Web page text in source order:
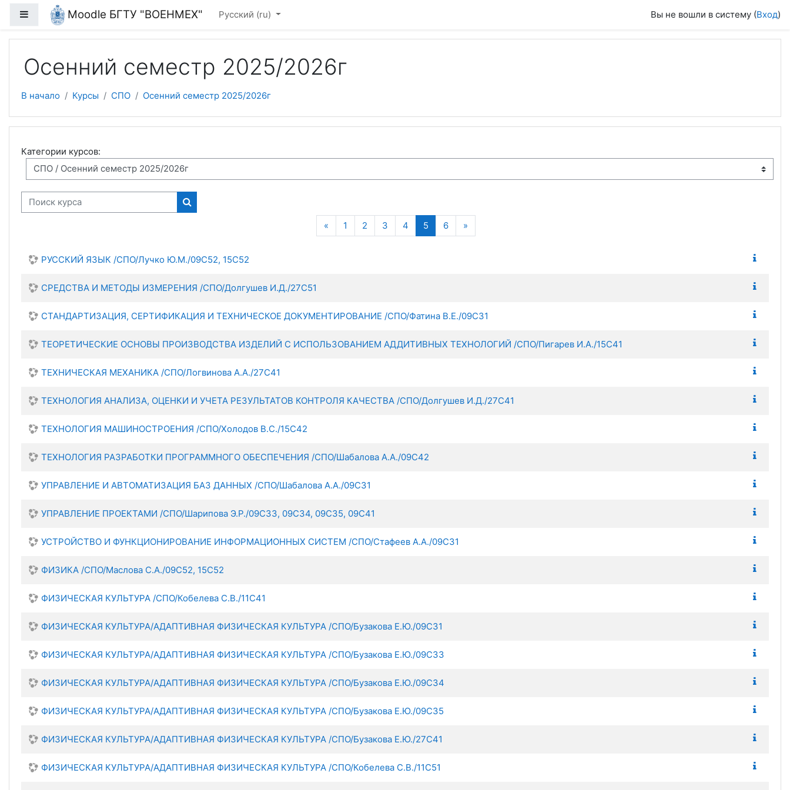
Перейти к основному содержанию
Боковая панельMoodle БГТУ "ВОЕНМЕХ" Русский ‎(ru)‎ Вы не вошли в систему (Вход)
Осенний семестр 2025/2026г
В начало Курсы СПО Осенний семестр 2025/2026г
Категории курсов:
Поиск курса
Поиск курса
« Предыдущая страница
1 2 3 4 5 (текущая)
6 »
РУССКИЙ ЯЗЫК /СПО/Лучко Ю.М./09С52, 15С52
СРЕДСТВА И МЕТОДЫ ИЗМЕРЕНИЯ /СПО/Долгушев И.Д./27С51
СТАНДАРТИЗАЦИЯ, СЕРТИФИКАЦИЯ И ТЕХНИЧЕСКОЕ ДОКУМЕНТИРОВАНИЕ /СПО/Фатина В.Е./09С31
ТЕОРЕТИЧЕСКИЕ ОСНОВЫ ПРОИЗВОДСТВА ИЗДЕЛИЙ С ИСПОЛЬЗОВАНИЕМ АДДИТИВНЫХ ТЕХНОЛОГИЙ /СПО/Пигарев И.А./15С41
ТЕХНИЧЕСКАЯ МЕХАНИКА /СПО/Логвинова А.А./27С41
ТЕХНОЛОГИЯ АНАЛИЗА, ОЦЕНКИ И УЧЕТА РЕЗУЛЬТАТОВ КОНТРОЛЯ КАЧЕСТВА /СПО/Долгушев И.Д./27С41
ТЕХНОЛОГИЯ МАШИНОСТРОЕНИЯ /СПО/Холодов В.С./15С42
ТЕХНОЛОГИЯ РАЗРАБОТКИ ПРОГРАММНОГО ОБЕСПЕЧЕНИЯ /СПО/Шабалова А.А./09С42
УПРАВЛЕНИЕ И АВТОМАТИЗАЦИЯ БАЗ ДАННЫХ /СПО/Шабалова А.А./09С31
УПРАВЛЕНИЕ ПРОЕКТАМИ /СПО/Шарипова Э.Р./09С33, 09С34, 09С35, 09С41
УСТРОЙСТВО И ФУНКЦИОНИРОВАНИЕ ИНФОРМАЦИОННЫХ СИСТЕМ /СПО/Стафеев А.А./09С31
ФИЗИКА /СПО/Маслова С.А./09С52, 15С52
ФИЗИЧЕСКАЯ КУЛЬТУРА /СПО/Кобелева С.В./11С41
ФИЗИЧЕСКАЯ КУЛЬТУРА/АДАПТИВНАЯ ФИЗИЧЕСКАЯ КУЛЬТУРА /СПО/Бузакова Е.Ю./09С31
ФИЗИЧЕСКАЯ КУЛЬТУРА/АДАПТИВНАЯ ФИЗИЧЕСКАЯ КУЛЬТУРА /СПО/Бузакова Е.Ю./09С33
ФИЗИЧЕСКАЯ КУЛЬТУРА/АДАПТИВНАЯ ФИЗИЧЕСКАЯ КУЛЬТУРА /СПО/Бузакова Е.Ю./09С34
ФИЗИЧЕСКАЯ КУЛЬТУРА/АДАПТИВНАЯ ФИЗИЧЕСКАЯ КУЛЬТУРА /СПО/Бузакова Е.Ю./09С35
ФИЗИЧЕСКАЯ КУЛЬТУРА/АДАПТИВНАЯ ФИЗИЧЕСКАЯ КУЛЬТУРА /СПО/Бузакова Е.Ю./27С41
ФИЗИЧЕСКАЯ КУЛЬТУРА/АДАПТИВНАЯ ФИЗИЧЕСКАЯ КУЛЬТУРА /СПО/Кобелева С.В./11С51